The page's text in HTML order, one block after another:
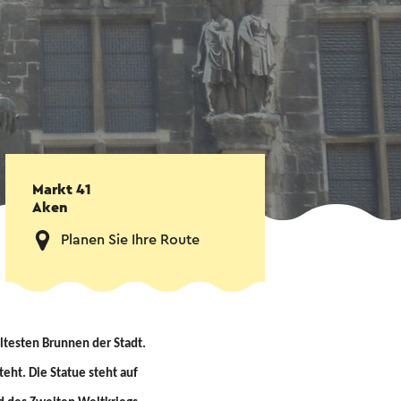
Markt 41
Aken
Planen Sie Ihre Route
Brunnen der Stadt.
Die Statue steht auf